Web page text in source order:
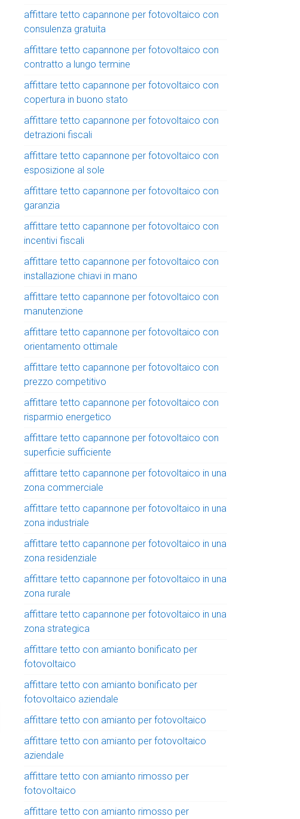
affittare tetto capannone per fotovoltaico con
consulenza gratuita
affittare tetto capannone per fotovoltaico con
contratto a lungo termine
affittare tetto capannone per fotovoltaico con
copertura in buono stato
affittare tetto capannone per fotovoltaico con
detrazioni fiscali
affittare tetto capannone per fotovoltaico con
esposizione al sole
affittare tetto capannone per fotovoltaico con
garanzia
affittare tetto capannone per fotovoltaico con
incentivi fiscali
affittare tetto capannone per fotovoltaico con
installazione chiavi in mano
affittare tetto capannone per fotovoltaico con
manutenzione
affittare tetto capannone per fotovoltaico con
orientamento ottimale
affittare tetto capannone per fotovoltaico con
prezzo competitivo
affittare tetto capannone per fotovoltaico con
risparmio energetico
affittare tetto capannone per fotovoltaico con
superficie sufficiente
affittare tetto capannone per fotovoltaico in una
zona commerciale
affittare tetto capannone per fotovoltaico in una
zona industriale
affittare tetto capannone per fotovoltaico in una
zona residenziale
affittare tetto capannone per fotovoltaico in una
zona rurale
affittare tetto capannone per fotovoltaico in una
zona strategica
affittare tetto con amianto bonificato per
fotovoltaico
affittare tetto con amianto bonificato per
fotovoltaico aziendale
affittare tetto con amianto per fotovoltaico
affittare tetto con amianto per fotovoltaico
aziendale
affittare tetto con amianto rimosso per
fotovoltaico
affittare tetto con amianto rimosso per